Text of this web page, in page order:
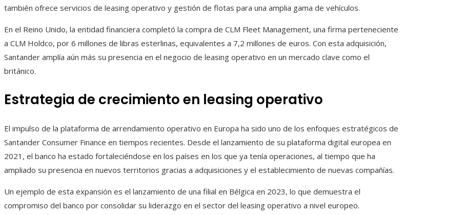
también ofrece servicios de leasing operativo y gestión de flotas para una amplia gama de vehículos.
En el Reino Unido, la entidad financiera completó la compra de CLM Fleet Management, una firma perteneciente
a CLM Holdco, por 6 millones de libras esterlinas, equivalentes a 7,2 millones de euros. Con esta adquisición,
Santander amplía aún más su presencia en el negocio de leasing operativo en un mercado clave como el
británico.
Estrategia de crecimiento en leasing operativo
El impulso de la plataforma de arrendamiento operativo en Europa ha sido uno de los enfoques estratégicos de
Santander Consumer Finance en tiempos recientes. Desde el lanzamiento de su plataforma digital europea en
2021, el banco ha estado fortaleciéndose en los países en los que ya tenía operaciones, al tiempo que ha
ampliado su presencia en nuevos territorios gracias a adquisiciones y el establecimiento de nuevas compañías.
Un ejemplo de esta expansión es el lanzamiento de una filial en Bélgica en 2023, lo que demuestra el
compromiso del banco por consolidar su liderazgo en el sector del leasing operativo a nivel europeo.